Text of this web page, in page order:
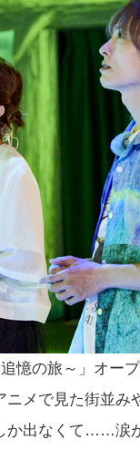
憶の旅～」オー
メで見た街並
か出なくて……涙